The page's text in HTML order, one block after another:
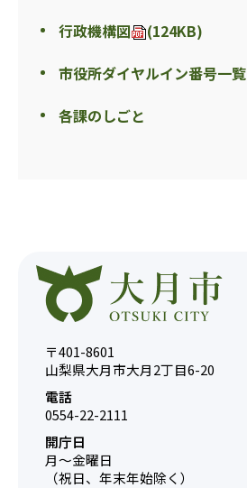
行政機構図
(124KB)
市役所ダイヤルイン番号一覧
各課のしごと
〒401-8601
山梨県大月市大月2丁目6-20
電話
0554-22-2111
開庁日
月～金曜日
（祝日、年末年始除く）